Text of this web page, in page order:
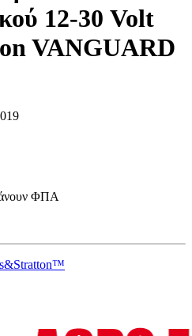
12-30 Volt
VANGUARD
ΦΠΑ